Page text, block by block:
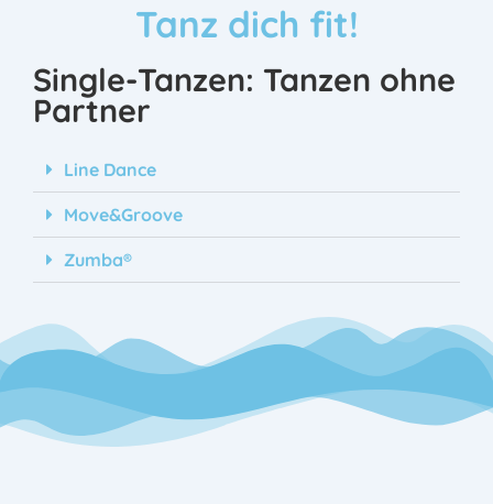
Tanz dich fit!
Single-Tanzen: Tanzen ohne
Partner
Line Dance
Move&Groove
Zumba®